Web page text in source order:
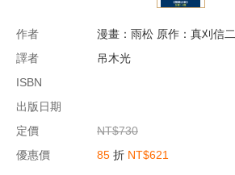
作者
漫畫：雨松 原作：真刈信二
譯者
吊木光
ISBN
出版日期
定價
NT$730
優惠價
85 折 NT$621